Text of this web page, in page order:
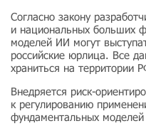
Согласно закону
и национальных больших
моделей ИИ могут
российские юрлица. Все
храниться на территории
Внедряется риск-
к регулированию
фундаментальных